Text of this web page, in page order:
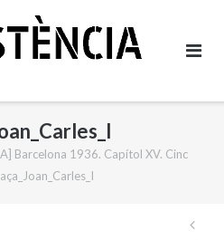
Barcelona 1936. Capítol XV. Cinc